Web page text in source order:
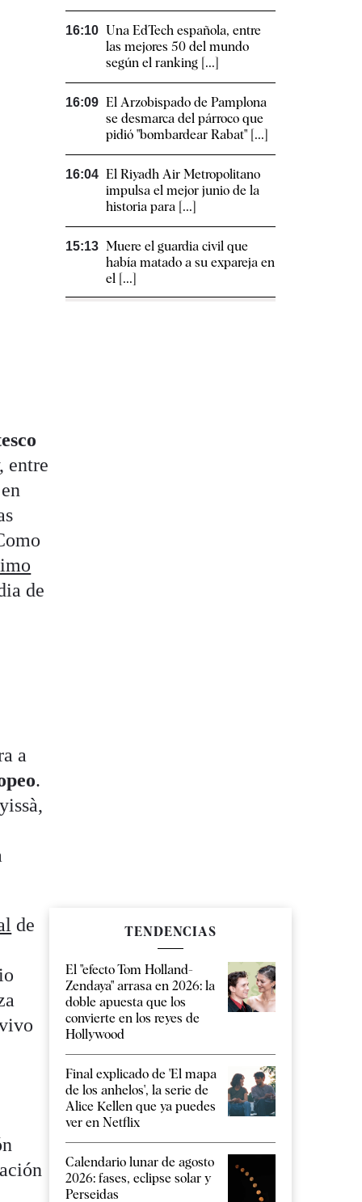
entre
de
a
.
de
16:10 Una EdTech española, entre
las mejores 50 del mundo
según el ranking [...]
16:09 El Arzobispado de Pamplona
se desmarca del párroco que
pidió "bombardear Rabat" [...]
16:04 El Riyadh Air Metropolitano
impulsa el mejor junio de la
historia para [...]
15:13 Muere el guardia civil que
había matado a su expareja en
el [...]
TENDENCIAS
El "efecto Tom Holland-
Zendaya" arrasa en 2026: la
doble apuesta que los
convierte en los reyes de
Hollywood
Final explicado de 'El mapa
de los anhelos', la serie de
Alice Kellen que ya puedes
ver en Netflix
Calendario lunar de agosto
2026: fases, eclipse solar y
Perseidas